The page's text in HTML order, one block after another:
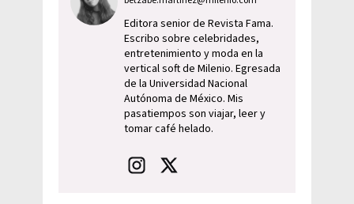
Editora senior de Revista Fama.
Escribo sobre celebridades,
entretenimiento y moda en la
vertical soft de Milenio. Egresada
de la Universidad Nacional
Autónoma de México. Mis
pasatiempos son viajar, leer y
tomar café helado.